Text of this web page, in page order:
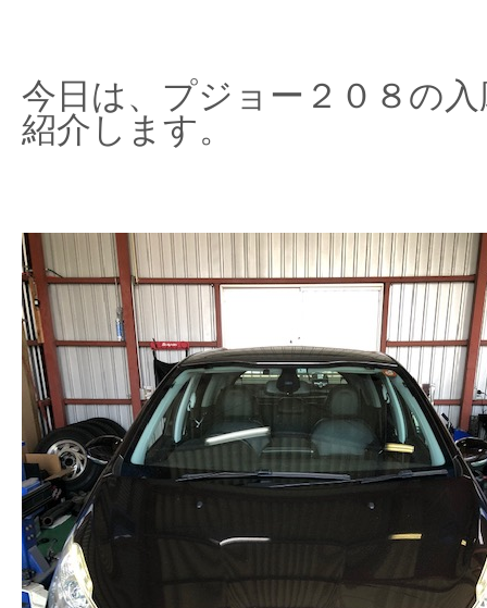
今日は、プジョー２０８の
紹介します。